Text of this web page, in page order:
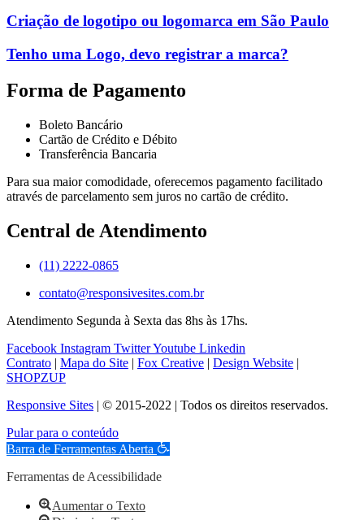
Criação de logotipo ou logomarca em São Paulo
Tenho uma Logo, devo registrar a marca?
Forma de Pagamento
Boleto Bancário
Cartão de Crédito e Débito
Transferência Bancaria
Para sua maior comodidade, oferecemos pagamento facilitado
através de parcelamento sem juros no cartão de crédito.
Central de Atendimento
(11) 2222-0865
contato@responsivesites.com.br
Atendimento Segunda à Sexta das 8hs às 17hs.
Facebook Instagram TwitterYoutube Linkedin
Contrato | Mapa do Site | Fox Creative | Design Website |
SHOPZUP
Responsive Sites | © 2015-2022 | Todos os direitos reservados.
Pular para o conteúdo
Barra de Ferramentas Aberta
Ferramentas de Acessibilidade
Aumentar o Texto